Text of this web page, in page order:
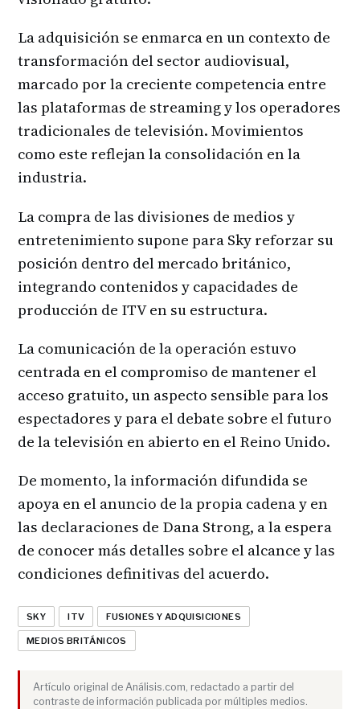
La adquisición se enmarca en un contexto de
transformación del sector audiovisual,
marcado por la creciente competencia entre
las plataformas de streaming y los operadores
tradicionales de televisión. Movimientos
como este reflejan la consolidación en la
industria.
La compra de las divisiones de medios y
entretenimiento supone para Sky reforzar su
posición dentro del mercado británico,
integrando contenidos y capacidades de
producción de ITV en su estructura.
La comunicación de la operación estuvo
centrada en el compromiso de mantener el
acceso gratuito, un aspecto sensible para los
espectadores y para el debate sobre el futuro
de la televisión en abierto en el Reino Unido.
De momento, la información difundida se
apoya en el anuncio de la propia cadena y en
las declaraciones de Dana Strong, a la espera
de conocer más detalles sobre el alcance y las
condiciones definitivas del acuerdo.
SKY ITV FUSIONES Y ADQUISICIONES
MEDIOS BRITÁNICOS
Artículo original de Análisis.com, redactado a partir del
contraste de información publicada por múltiples medios.